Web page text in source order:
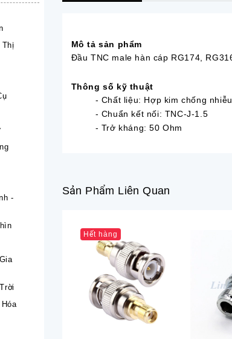
Thị
-
Mô tả sản phẩm
Đầu TNC male hàn cáp RG174,
Thông số kỹ thuật
- Chất liệu: Hợp kim chống nhiễu
- Chuẩn kết nối: TNC-J-1.5
- Trở kháng: 50 Ohm
Sản Phẩm Liên Quan
Hết hàng